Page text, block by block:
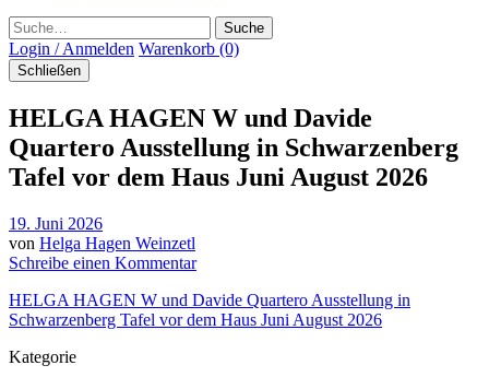
Suche
Login / Anmelden Warenkorb (0)
Schließen
HELGA HAGEN W und Davide
Quartero Ausstellung in Schwarzenberg
Tafel vor dem Haus Juni August 2026
19. Juni 2026
von Helga Hagen Weinzetl
Schreibe einen Kommentar
HELGA HAGEN W und Davide Quartero Ausstellung in
Schwarzenberg Tafel vor dem Haus Juni August 2026
Kategorie